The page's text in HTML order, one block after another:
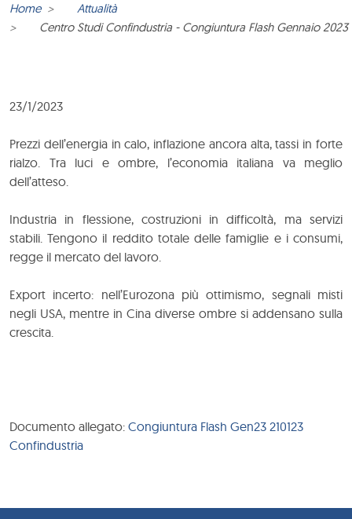
Home
Attualità
Centro Studi Confindustria - Congiuntura Flash Gennaio 2023
23/1/2023
Prezzi dell’energia in calo, inflazione ancora alta, tassi in forte
rialzo. Tra luci e ombre, l’economia italiana va meglio
dell’atteso.
Industria in flessione, costruzioni in difficoltà, ma servizi
stabili. Tengono il reddito totale delle famiglie e i consumi,
regge il mercato del lavoro.
Export incerto: nell’Eurozona più ottimismo, segnali misti
negli USA, mentre in Cina diverse ombre si addensano sulla
crescita.
Documento allegato: Congiuntura Flash Gen23 210123
Confindustria